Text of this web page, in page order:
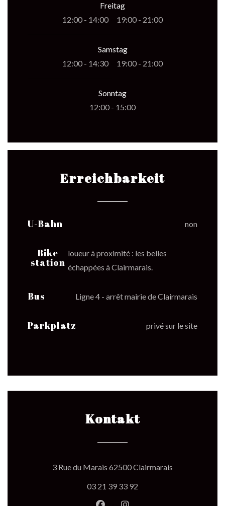
Freitag
12:00 - 14:00
19:00 - 21:00
Samstag
12:00 - 14:30
19:00 - 21:00
Sonntag
12:00 - 15:00
Erreichbarkeit
U-Bahn non
Bike
station
loueur à proximité : les belles
échappées à Clairmarais.
Bus Ligne 4 - arrêt mairie de Clairmarais
Parkplatz privé sur le site
Kontakt
3 Rue du Marais 62500 Clairmarais
03 21 39 33 92